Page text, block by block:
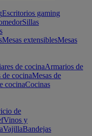
Escritorios gaming
Sillas
Mesas extensiblesMesas
de cocinaArmarios de
de cocinaMesas de
cocinaCocinas
de
Vinos y
VajillaBandejas